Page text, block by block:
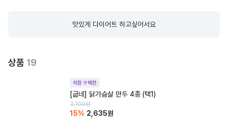
맛있게 다이어트 하고싶어서요
상품 19
직접 구매한
[굽네] 닭가슴살 만두 4종 (택1)
3,100원
15% 2,635원